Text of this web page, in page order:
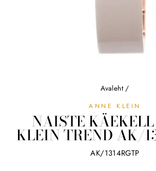
Avaleht /
ANNE KLEIN
NAISTE
KLEIN TREND AK/
AK/1314RGTP